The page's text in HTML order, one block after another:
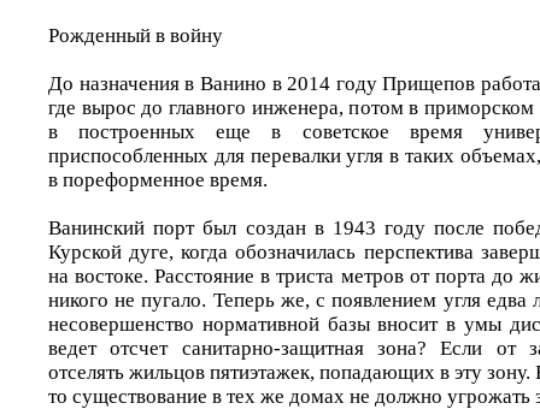
Рожденный в войну
До назначения в Ванино в 2014 году Прищепов
где вырос до главного инженера, потом в
в построенных еще в советское время
приспособленных для перевалки угля в таких
в пореформенное время.
Ванинский порт был создан в 1943 году после
Курской дуге, когда обозначилась перспектива
на востоке. Расстояние в триста метров от порта до
никого не пугало. Теперь же, с появлением угля едва
несовершенство нормативной базы вносит в умы
ведет отсчет санитарно-защитная зона? Если от
отселять жильцов пятиэтажек, попадающих в эту зону.
то существование в тех же домах не должно угрожать